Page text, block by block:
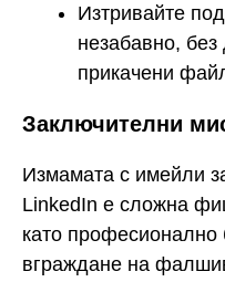
Изтривайте
незабавно,
прикачени
Заключителни
Измамата с имейли
LinkedIn е сложна
като
вграждане на